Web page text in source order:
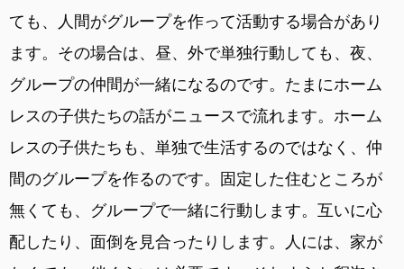
ても、人間がグループを作って活動する場合があり
ます。その場合は、昼、外で単独行動しても、夜、
グループの仲間が一緒になるのです。たまにホーム
レスの子供たちの話がニュースで流れます。ホーム
レスの子供たちも、単独で生活するのではなく、仲
間のグループを作るのです。固定した住むところが
無くても、グループで一緒に行動します。互いに心
配したり、面倒を見合ったりします。人には、家が